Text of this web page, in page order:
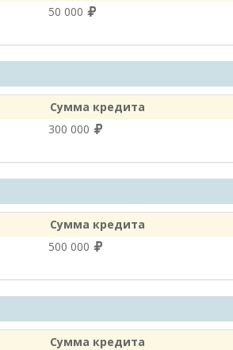
50 000
Сумма кредита
300 000
Сумма кредита
500 000
Сумма кредита